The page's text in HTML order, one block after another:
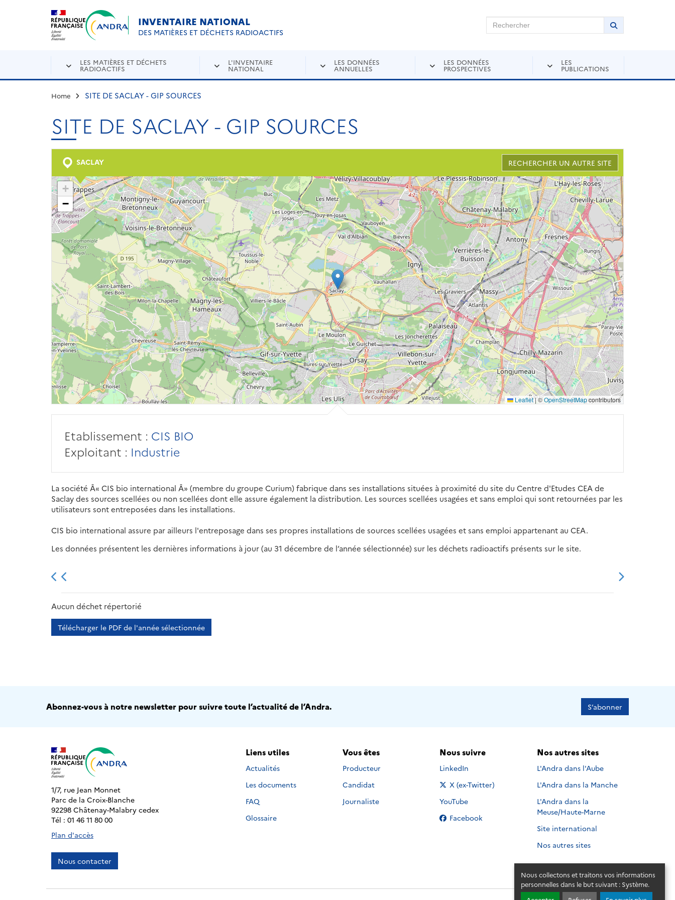
Nous collectons et traitons vos informations
personnelles dans le but suivant : Système.
Aller au contenu principal
INVENTAIRE NATIONAL
DES MATIÈRES ET DÉCHETS RADIOACTIFS
Rechercher sur Andra Inventaire Rechercher
Lancer la
LES MATIÈRES ET DÉCHETS
RADIOACTIFS
L'INVENTAIRE
NATIONAL
LES DONNÉES
ANNUELLES
LES DONNÉES
PROSPECTIVES
LES
PUBLICATIONS
Home SITE DE SACLAY - GIP SOURCES
SITE DE SACLAY - GIP SOURCES
SACLAY RECHERCHER UN AUTRE SITE
+
−
Leaflet |©OpenStreetMapcontributors
Etablissement : CIS BIO
Exploitant : Industrie
La société Â« CIS bio international Â» (membre du groupe Curium) fabrique dans ses installations situées à proximité du site du Centre d'Etudes CEA de
Saclay des sources scellées ou non scellées dont elle assure également la distribution. Les sources scellées usagées et sans emploi qui sont retournées par les
utilisateurs sont entreposées dans les installations.
CIS bio international assure par ailleurs l'entreposage dans ses propres installations de sources scellées usagées et sans emploi appartenant au CEA.
Les données présentent les dernières informations à jour (au 31 décembre de l’année sélectionnée) sur les déchets radioactifs présents sur le site.
2013 2014
Aucun déchet répertorié
Télécharger le PDF de l'année sélectionnée
Abonnez-vous à notre newsletter pour suivre toute l’actualité de l’Andra. S’abonner
1/7, rue Jean Monnet
Parc de la Croix-Blanche
92298 Châtenay-Malabry cedex
Tél : 01 46 11 80 00
Plan d'accès
Nous contacter
Liens utiles
Actualités
Les documents
FAQ
Glossaire
Vous êtes
Producteur
Candidat
Journaliste
Nous suivre
Nous suivre sur
LinkedIn
Nous suivre sur
X (ex-Twitter)
Nous suivre sur
YouTube
Nous suivre sur
Facebook
Nos autres sites
L'Andra dans l'Aube
L'Andra dans la Manche
L'Andra dans la
Meuse/Haute-Marne
Site international
Nos autres sites